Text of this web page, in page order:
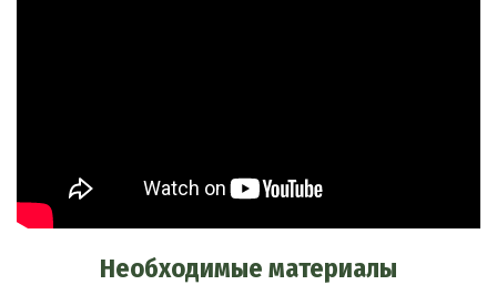
Необходимые материалы